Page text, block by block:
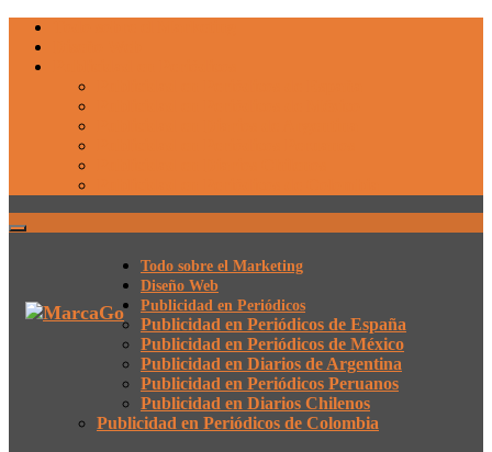
Todo sobre el Marketing
Diseño Web
Publicidad en Periódicos
Publicidad en Periódicos de España
Publicidad en Periódicos de México
Publicidad en Diarios de Argentina
Publicidad en Periódicos Peruanos
Publicidad en Diarios Chilenos
Publicidad en Periódicos de Colombia